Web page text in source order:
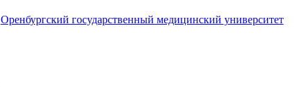
Оренбургский государственный медицинский университет